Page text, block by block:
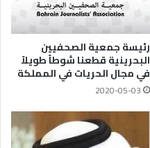
رئيسة جمعية الصحفيين
البحرينية قطعنا شوطاً طويلاً
في مجال الحريات في المملكة
2020-05-03